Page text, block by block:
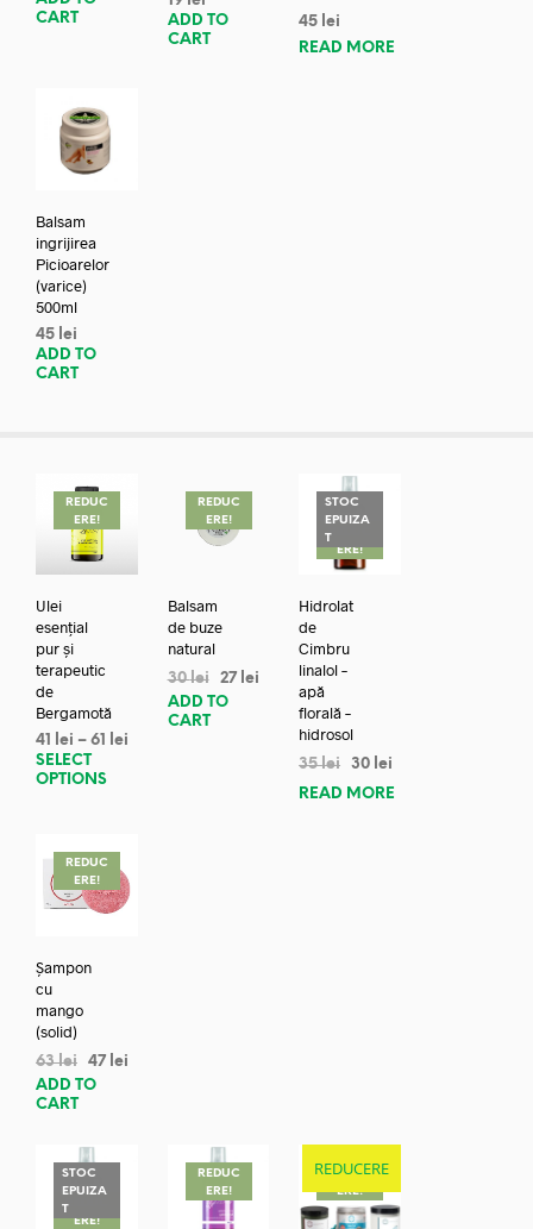
CART
ADD TO
CART
45 lei
READ MORE
Balsam
ingrijirea
Picioarelor
(varice)
500ml
45 lei
ADD TO
CART
REDUC
ERE!
Ulei
esențial
pur și
terapeutic
de
Bergamotă
41 lei – 61
lei
SELECT
OPTIONS
REDUC
ERE!
Balsam
de buze
natural
30lei 27 lei
ADD TO
CART
STOC
EPUIZA
TREDUC
ERE!
Hidrolat
de
Cimbru
linalol –
apă
florală –
hidrosol
35lei 30 lei
READ MORE
REDUC
ERE!
Șampon
cu
mango
(solid)
63lei 47 lei
ADD TO
CART
STOC
EPUIZA
TREDUC
ERE!
REDUC
ERE!
REDUCERE
REDUC
ERE!